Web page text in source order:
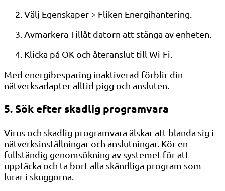
Välj Egenskaper > Fliken Energihantering.
Avmarkera Tillåt datorn att stänga av enheten.
Klicka på OK och återanslut till Wi-Fi.
Med energibesparing inaktiverad förblir din
nätverksadapter alltid pigg och ansluten.
5. Sök efter skadlig programvara
Virus och skadlig programvara älskar att blanda sig i
nätverksinställningar och anslutningar. Kör en
fullständig genomsökning av systemet för att
upptäcka och ta bort alla skändliga program som
lurar i skuggorna.